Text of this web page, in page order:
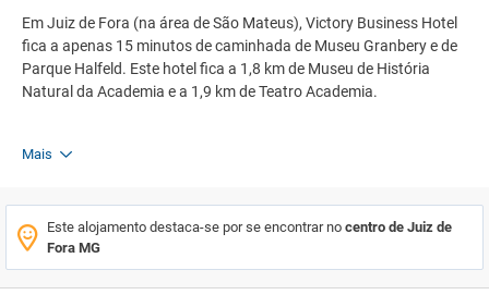
Em Juiz de Fora (na área de São Mateus), Victory Business Hotel
fica a apenas 15 minutos de caminhada de Museu Granbery e de
Parque Halfeld. Este hotel fica a 1,8 km de Museu de História
Natural da Academia e a 1,9 km de Teatro Academia.
Mais
Este alojamento destaca-se por se encontrar no centro de Juiz de
Fora MG